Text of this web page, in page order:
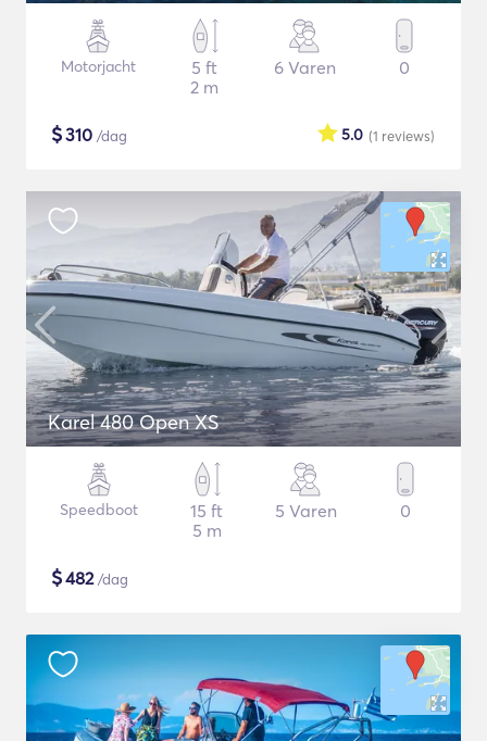
Motorjacht
5 ft
2 m
6 Varen 0
$310 /dag (1 reviews)
5.0
Karel 480 Open XS
Speedboot
15 ft
5 m
5 Varen 0
$482/dag